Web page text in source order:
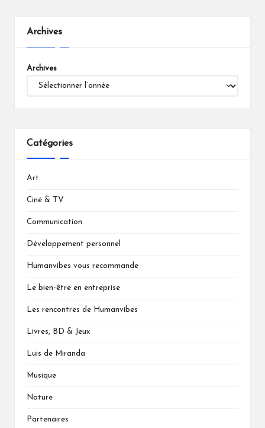
Archives
Archives
Catégories
Art
Ciné & TV
Communication
Développement personnel
Humanvibes vous recommande
Le bien-être en entreprise
Les rencontres de Humanvibes
Livres, BD & Jeux
Luis de Miranda
Musique
Nature
Partenaires